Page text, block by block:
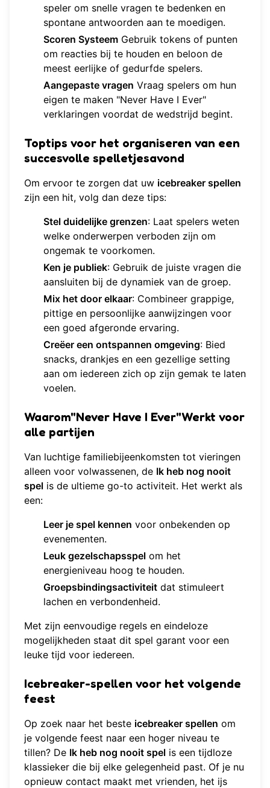
speler om snelle vragen te bedenken en
spontane antwoorden aan te moedigen.
Scoren Systeem Gebruik tokens of punten
om reacties bij te houden en beloon de
meest eerlijke of gedurfde spelers.
Aangepaste vragen Vraag spelers om hun
eigen te maken "Never Have I Ever"
verklaringen voordat de wedstrijd begint.
Toptips voor het organiseren van een
succesvolle spelletjesavond
Om ervoor te zorgen dat uw icebreaker spellen
zijn een hit, volg dan deze tips:
Stel duidelijke grenzen: Laat spelers weten
welke onderwerpen verboden zijn om
ongemak te voorkomen.
Ken je publiek: Gebruik de juiste vragen die
aansluiten bij de dynamiek van de groep.
Mix het door elkaar: Combineer grappige,
pittige en persoonlijke aanwijzingen voor
een goed afgeronde ervaring.
Creëer een ontspannen omgeving: Bied
snacks, drankjes en een gezellige setting
aan om iedereen zich op zijn gemak te laten
voelen.
Waarom"Never Have I Ever"Werkt voor
alle partijen
Van luchtige familiebijeenkomsten tot vieringen
alleen voor volwassenen, de Ik heb nog nooit
spel is de ultieme go-to activiteit. Het werkt als
een:
Leer je spel kennen voor onbekenden op
evenementen.
Leuk gezelschapsspel om het
energieniveau hoog te houden.
Groepsbindingsactiviteit dat stimuleert
lachen en verbondenheid.
Met zijn eenvoudige regels en eindeloze
mogelijkheden staat dit spel garant voor een
leuke tijd voor iedereen.
Icebreaker-spellen voor het volgende
feest
Op zoek naar het beste icebreaker spellen om
je volgende feest naar een hoger niveau te
tillen? De Ik heb nog nooit spel is een tijdloze
klassieker die bij elke gelegenheid past. Of je nu
opnieuw contact maakt met vrienden, het ijs